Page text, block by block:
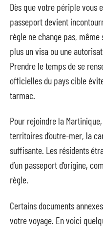
Dès que votre périple vous
passeport devient
règle ne change pas,
plus un visa ou une
Prendre le temps de se
officielles du pays cible
tarmac.
Pour rejoindre la
territoires d’outre-mer, la
suffisante. Les résidents
d’un passeport d’origine,
règle.
Certains documents
votre voyage. En voici